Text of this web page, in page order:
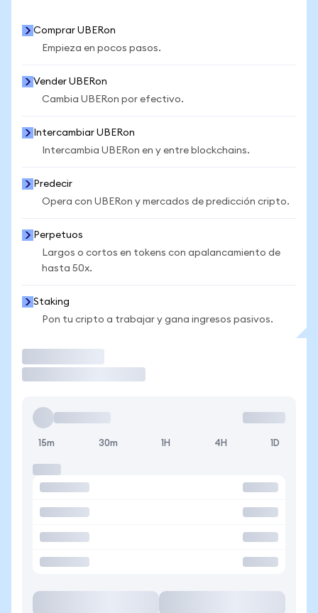
Comprar UBERon
Empieza en pocos pasos.
Vender UBERon
Cambia UBERon por efectivo.
Intercambiar UBERon
Intercambia UBERon en y entre blockchains.
Predecir
Opera con UBERon y mercados de predicción cripto.
Perpetuos
Largos o cortos en tokens con apalancamiento de
hasta 50x.
Staking
Pon tu cripto a trabajar y gana ingresos pasivos.
15m 30m 1H 4H 1D